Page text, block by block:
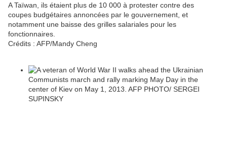
A Taïwan, ils étaient plus de 10 000 à protester contre des
coupes budgétaires annoncées par le gouvernement, et
notamment une baisse des grilles salariales pour les
fonctionnaires.
Crédits : AFP/Mandy Cheng